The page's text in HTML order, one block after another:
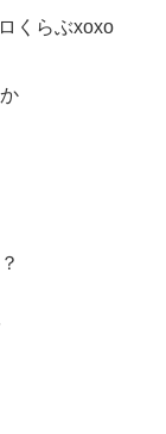
くらぶxoxo